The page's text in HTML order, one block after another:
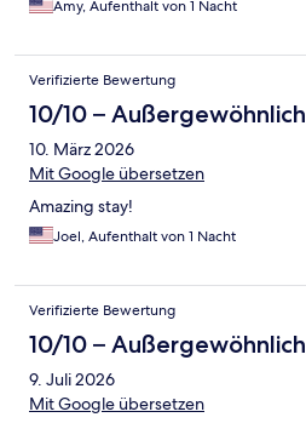
Amy, Aufenthalt von 1 Nacht
Verifizierte Bewertung
10/10 – Außergewöhnlich
10. März 2026
Mit Google übersetzen
Amazing stay!
Joel, Aufenthalt von 1 Nacht
Verifizierte Bewertung
10/10 – Außergewöhnlich
9. Juli 2026
Mit Google übersetzen